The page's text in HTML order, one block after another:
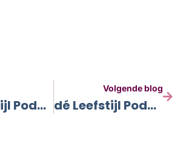
dé Leefstijl Podcast | Aflevering 3
Volgende blog
dé Leefstijl Podcast | Aflevering 5